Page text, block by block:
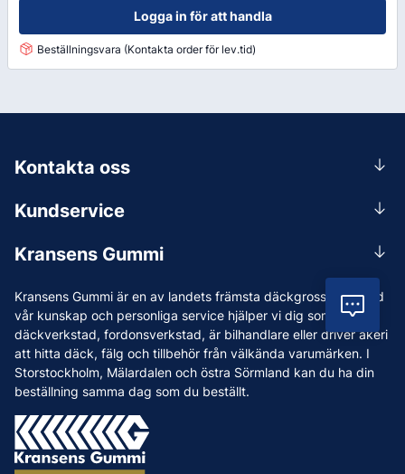
Vill
Logga in för att handla
Beställningsvara (Kontakta order för lev.tid)
Kransens Gummi är en av landets främsta däckgrossister. Med
vår kunskap och personliga service hjälper vi dig som har
däckverkstad, fordonsverkstad, är bilhandlare eller driver åkeri
att hitta däck, fälg och tillbehör från välkända varumärken. I
Storstockholm, Mälardalen och östra Sörmland kan du ha din
beställning samma dag som du beställt.
Kundservice
Leverans
Reklamation & återköp
Betalning & faktura
Köpvillkor
Vanliga frågor och svar
Kransens Gummi
Vi som jobbar på Kransens Gummi
Jobba hos oss
Nyheter
Tips & Råd
Varumärken
Våra Verkstäder
Kontakta oss
0156-409 00
Mån-Tors 07.30-16:30, Fre 07.30-15.00.
Lunchstängt 12:00-12:30